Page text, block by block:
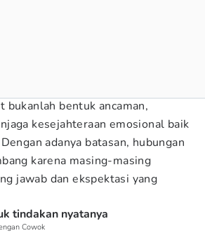
bukanlah bentuk ancaman,
kesejahteraan emosional baik
adanya batasan, hubungan
karena masing-masing
jawab dan ekspektasi yang
tindakan nyatanya
Cowok